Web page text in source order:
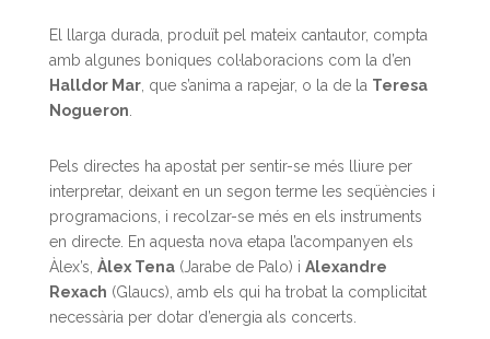
El llarga durada, produït pel mateix cantautor, compta
amb algunes boniques col·laboracions com la d’en
Halldor Mar, que s’anima a rapejar, o la de la Teresa
Nogueron.
Pels directes ha apostat per sentir-se més lliure per
interpretar, deixant en un segon terme les seqüències i
programacions, i recolzar-se més en els instruments
en directe. En aquesta nova etapa l’acompanyen els
Àlex’s, Àlex Tena(Jarabe de Palo) i Alexandre
Rexach (Glaucs), amb els qui ha trobat la complicitat
necessària per dotar d’energia als concerts.